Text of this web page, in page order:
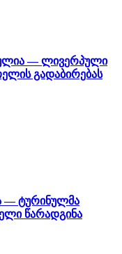
— ლივერპული
გადაბირებას
— ტურინულმა
წარადგინა